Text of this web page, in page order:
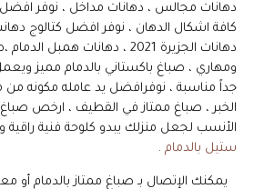
دهانات مجالس ، دهانات مداخل ، نوفر افضل
دهانات الجزيرة 2021 ، دهانات
ومهاري ، صباغ باكستاني بالدمام مميز
جداً مناسبة ، نوفرافضل يد عامله مكونه من
الخبر ، صباغ ممتاز في القطيف ، ارخص صباغ
الأنسب لجعل منزلك يبدو كلوحة فنية راقية
ستيل بالدمام .
يمكنك الإتصال بـ صباغ ممتاز بالدمام أو